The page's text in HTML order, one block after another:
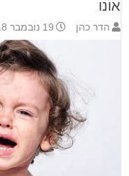
אונו
הדר כהן 19 נובמבר 2018 11:24